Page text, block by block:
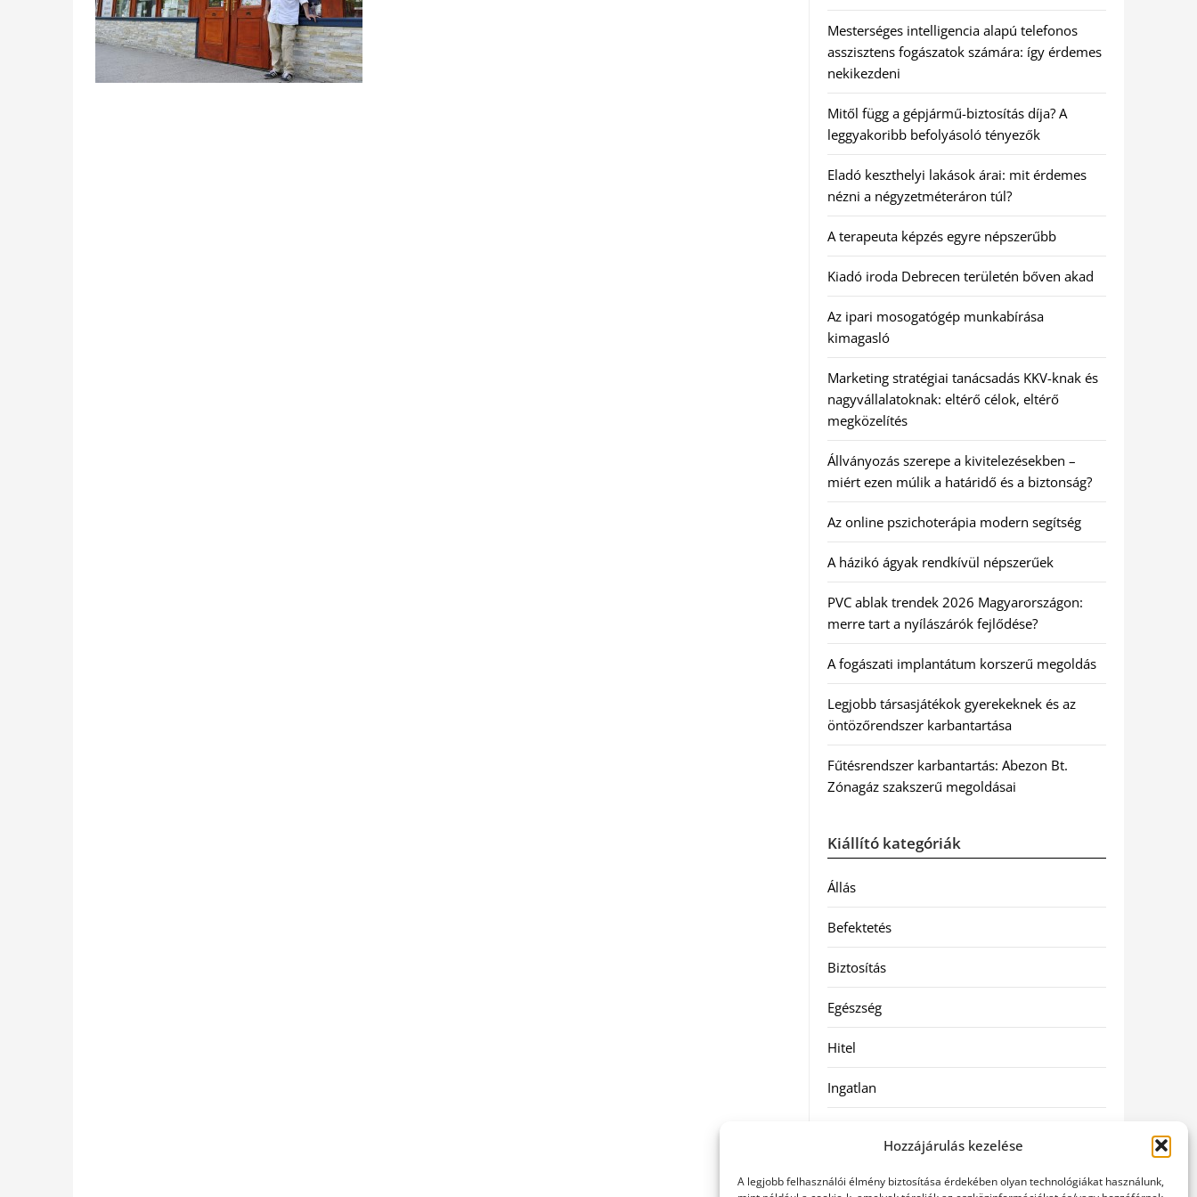
Hozzájárulás kezelése
A legjobb felhasználói élmény biztosítása érdekében olyan technológiákat használunk,
Mesterséges intelligencia alapú telefonos
asszisztens fogászatok számára: így érdemes
nekikezdeni
Mitől függ a gépjármű-biztosítás díja? A
leggyakoribb befolyásoló tényezők
Eladó keszthelyi lakások árai: mit érdemes
nézni a négyzetméteráron túl?
A terapeuta képzés egyre népszerűbb
Kiadó iroda Debrecen területén bőven akad
Az ipari mosogatógép munkabírása
kimagasló
Marketing stratégiai tanácsadás KKV-knak és
nagyvállalatoknak: eltérő célok, eltérő
megközelítés
Állványozás szerepe a kivitelezésekben –
miért ezen múlik a határidő és a biztonság?
Az online pszichoterápia modern segítség
A házikó ágyak rendkívül népszerűek
PVC ablak trendek 2026 Magyarországon:
merre tart a nyílászárók fejlődése?
A fogászati implantátum korszerű megoldás
Legjobb társasjátékok gyerekeknek és az
öntözőrendszer karbantartása
Fűtésrendszer karbantartás: Abezon Bt.
Zónagáz szakszerű megoldásai
Kiállító kategóriák
Állás
Befektetés
Biztosítás
Egészség
Hitel
Ingatlan